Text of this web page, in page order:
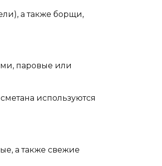
а также борщи,
паровые или
используются
а также свежие